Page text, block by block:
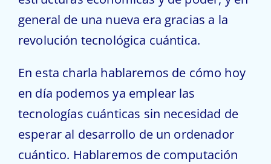
general de una nueva era gracias a la
revolución tecnológica cuántica.
En esta charla hablaremos de cómo hoy
en día podemos ya emplear las
tecnologías cuánticas sin necesidad de
esperar al desarrollo de un ordenador
cuántico. Hablaremos de computación